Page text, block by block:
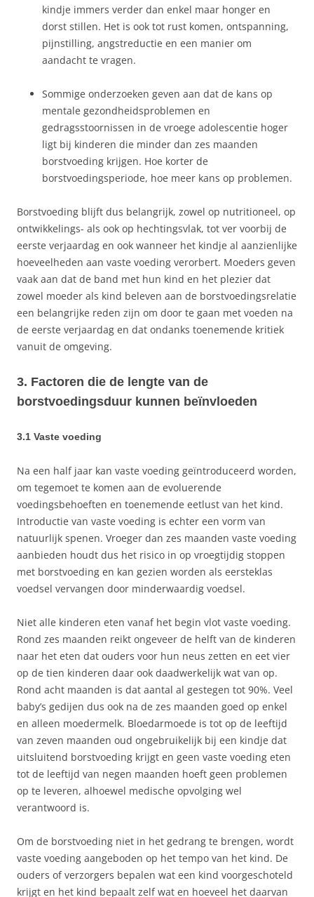
kindje immers verder dan enkel maar honger en
dorst stillen. Het is ook tot rust komen, ontspanning,
pijnstilling, angstreductie en een manier om
aandacht te vragen.
Sommige onderzoeken geven aan dat de kans op
mentale gezondheidsproblemen en
gedragsstoornissen in de vroege adolescentie hoger
ligt bij kinderen die minder dan zes maanden
borstvoeding krijgen. Hoe korter de
borstvoedingsperiode, hoe meer kans op problemen.
Borstvoeding blijft dus belangrijk, zowel op nutritioneel, op
ontwikkelings- als ook op hechtingsvlak, tot ver voorbij de
eerste verjaardag en ook wanneer het kindje al aanzienlijke
hoeveelheden aan vaste voeding verorbert. Moeders geven
vaak aan dat de band met hun kind en het plezier dat
zowel moeder als kind beleven aan de borstvoedingsrelatie
een belangrijke reden zijn om door te gaan met voeden na
de eerste verjaardag en dat ondanks toenemende kritiek
vanuit de omgeving.
3. Factoren die de lengte van de
borstvoedingsduur kunnen beïnvloeden
3.1 Vaste voeding
Na een half jaar kan vaste voeding geïntroduceerd worden,
om tegemoet te komen aan de evoluerende
voedingsbehoeften en toenemende eetlust van het kind.
Introductie van vaste voeding is echter een vorm van
natuurlijk spenen. Vroeger dan zes maanden vaste voeding
aanbieden houdt dus het risico in op vroegtijdig stoppen
met borstvoeding en kan gezien worden als eersteklas
voedsel vervangen door minderwaardig voedsel.
Niet alle kinderen eten vanaf het begin vlot vaste voeding.
Rond zes maanden reikt ongeveer de helft van de kinderen
naar het eten dat ouders voor hun neus zetten en eet vier
op de tien kinderen daar ook daadwerkelijk wat van op.
Rond acht maanden is dat aantal al gestegen tot 90%. Veel
baby’s gedijen dus ook na de zes maanden goed op enkel
en alleen moedermelk. Bloedarmoede is tot op de leeftijd
van zeven maanden oud ongebruikelijk bij een kindje dat
uitsluitend borstvoeding krijgt en geen vaste voeding eten
tot de leeftijd van negen maanden hoeft geen problemen
op te leveren, alhoewel medische opvolging wel
verantwoord is.
Om de borstvoeding niet in het gedrang te brengen, wordt
vaste voeding aangeboden op het tempo van het kind. De
ouders of verzorgers bepalen wat een kind voorgeschoteld
krijgt en het kind bepaalt zelf wat en hoeveel het daarvan